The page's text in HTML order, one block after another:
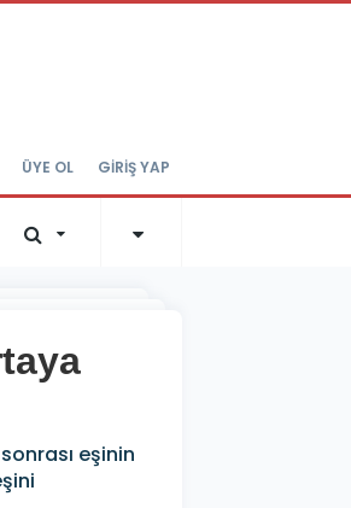
ÜYE OL GİRİŞ YAP
eşinin